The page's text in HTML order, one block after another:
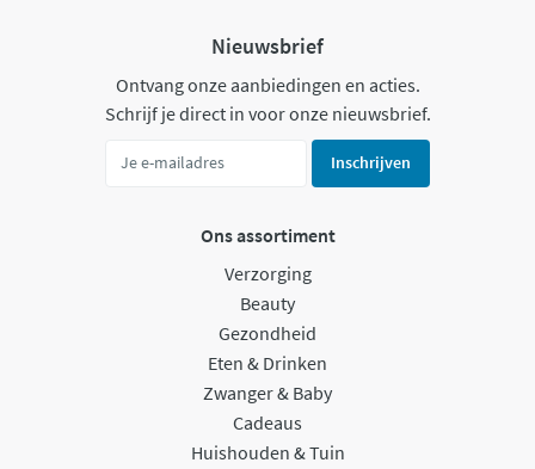
Nieuwsbrief
Ontvang onze aanbiedingen en acties.
Schrijf je direct in voor onze nieuwsbrief.
Inschrijven
Ons assortiment
Verzorging
Beauty
Gezondheid
Eten & Drinken
Zwanger & Baby
Cadeaus
Huishouden & Tuin